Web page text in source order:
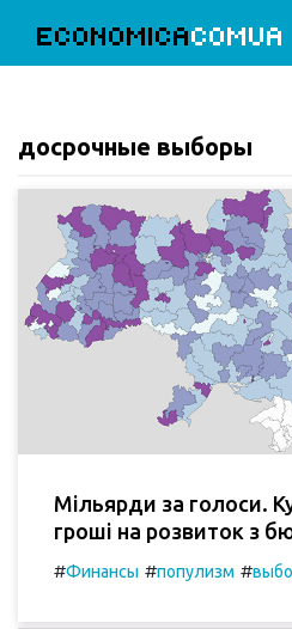
ECONOMICACOMUA
досрочные выборы
Мільярди за голоси.
гроші на розвиток з
#Финансы #популизм #